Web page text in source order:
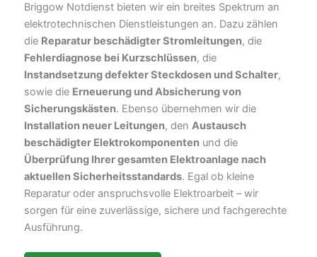
Briggow Notdienst bieten wir ein breites Spektrum an
elektrotechnischen Dienstleistungen an. Dazu zählen
die Reparatur beschädigter Stromleitungen, die
Fehlerdiagnose bei Kurzschlüssen, die
Instandsetzung defekter Steckdosen und Schalter,
sowie die Erneuerung und Absicherung von
Sicherungskästen. Ebenso übernehmen wir die
Installation neuer Leitungen, den Austausch
beschädigter Elektrokomponenten und die
Überprüfung Ihrer gesamten Elektroanlage nach
aktuellen Sicherheitsstandards. Egal ob kleine
Reparatur oder anspruchsvolle Elektroarbeit – wir
sorgen für eine zuverlässige, sichere und fachgerechte
Ausführung.